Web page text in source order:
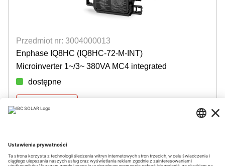
Przedmiot nr: 3004000013
Enphase IQ8HC (IQ8HC-72-M-INT)
Microinverter 1~/3~ 380VA MC4 integrated
dostępne